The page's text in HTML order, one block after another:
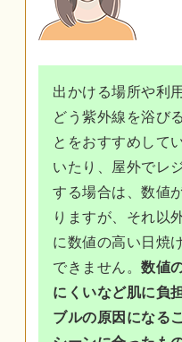
出かける場所や利
どう紫外線を浴び
とをおすすめして
いたり、屋外でレ
する場合は、数値
りますが、それ以
に数値の高い日焼
できません。 数値
にくいなど肌に負
ブルの原因になる